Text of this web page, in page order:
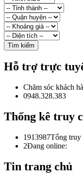
Hỗ trợ trực
Chăm sóc khách
0948.328.383
Thống kê truy
1913987Tổng truy
2Đang online:
Tin trang chủ